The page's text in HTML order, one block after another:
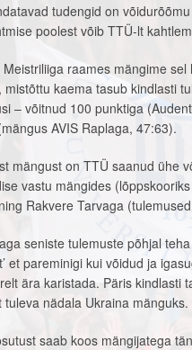
tudengid on
poolest võib TTÜ-lt
raames mängime
kaema tasub kindlasti
– võitnud 100 punktiga
AVIS Raplaga, 47:63).
mängust on TTÜ saanud ühe
vastu mängides
Rakvere Tarvaga
seniste tulemuste põhjal
et pareminigi kui võidud ja
ära karistada. Päris kindlasti
tuleva nädala Ukraina mänguks.
saab koos mängijatega